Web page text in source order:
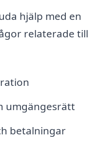
hjälp med en
relaterade till
umgängesrätt
betalningar